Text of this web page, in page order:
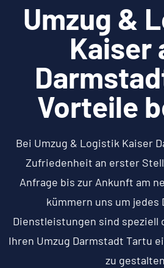
Umzug &
Kaiser
Vorteile
Bei Umzug & Logistik Kaiser
Zufriedenheit an erster
Anfrage bis zur Ankunft am
kümmern uns um jedes
Dienstleistungen sind speziell
Ihren Umzug Darmstadt Tartu
zu